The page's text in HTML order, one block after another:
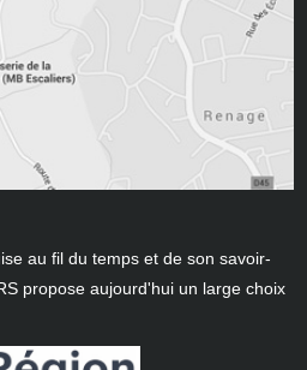
au fil du temps et de son savoir-
propose aujourd'hui un large choix